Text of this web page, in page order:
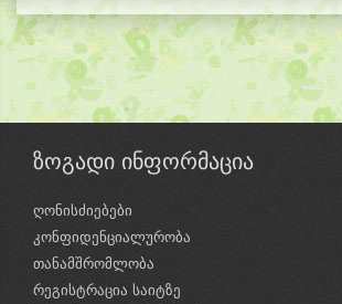
ზოგადი ინფორმაცია
ღონისძიებები
კონფიდენციალურობა
თანამშრომლობა
რეგისტრაცია საიტზე